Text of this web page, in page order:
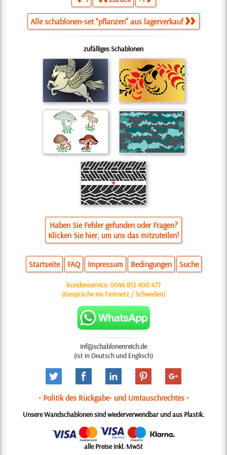
Alle schablonen-set "pflanzen" aus lagerverkauf
zufälliges Schablonen
Haben Sie Fehler gefunden oder Fragen?
Klicken Sie hier, um uns das mitzuteilen!
Startseite FAQ Impressum Bedingungen Suche
Kundenservice:0046 812 400 477
(Gespräche ins Festnetz / Schweden)
inf@schablonenreich.de
(ist in Deutsch und Englisch)
• Politik des Rückgabe- und Umtauschrechtes •
Unsere Wandschablonen sind wiederverwendbar und aus Plastik.
alle Preise inkl. MwSt